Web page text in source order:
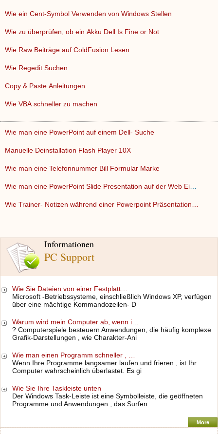
Informationen
PC Support
Wie Sie Dateien von einer Festplatt…
Microsoft -Betriebssysteme, einschließlich Windows XP, verfügen
über eine mächtige Kommandozeilen- D
Warum wird mein Computer ab, wenn i…
? Computerspiele besteuern Anwendungen, die häufig komplexe
Grafik-Darstellungen , wie Charakter-Ani
Wie man einen Programm schneller , …
Wenn Ihre Programme langsamer laufen und frieren , ist Ihr
Computer wahrscheinlich überlastet. Es gi
Wie Sie Ihre Taskleiste unten
Der Windows Task-Leiste ist eine Symbolleiste, die geöffneten
Programme und Anwendungen , das Surfen
More
Wie ein Cent-Symbol Verwenden von Windows Stellen
Wie zu überprüfen, ob ein Akku Dell Is Fine or Not
Wie Raw Beiträge auf ColdFusion Lesen
Wie Regedit Suchen
Copy & Paste Anleitungen
Wie VBA schneller zu machen
Wie man eine PowerPoint auf einem Dell- Suche
Manuelle Deinstallation Flash Player 10X
Wie man eine Telefonnummer Bill Formular Marke
Wie Trainer- Notizen während einer Powerpoint Präsentation…